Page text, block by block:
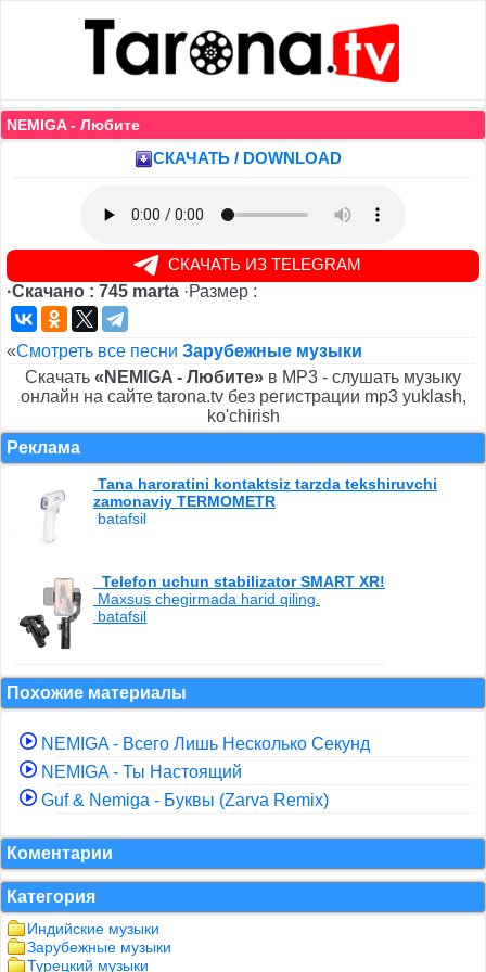
NEMIGA - Любите
СКАЧАТЬ / DOWNLOAD
СКАЧАТЬ ИЗ TELEGRAM
·Скачано : 745 marta ·Размер :
«Смотреть все песни Зарубежные музыки
Скачать «NEMIGA - Любите» в MP3 - слушать музыку
онлайн на сайте tarona.tv без регистрации mp3 yuklash,
ko'chirish
Реклама
Tana haroratini kontaktsiz tarzda tekshiruvchi
zamonaviy TERMOMETR
batafsil
Telefon uchun stabilizator SMART XR!
Maxsus chegirmada harid qiling.
batafsil
Похожие материалы
NEMIGA - Всего Лишь Несколько Секунд
NEMIGA - Ты Настоящий
Guf & Nemiga - Буквы (Zarva Remix)
Коментарии
Категория
Индийские музыки
Зарубежные музыки
Турецкий музыки